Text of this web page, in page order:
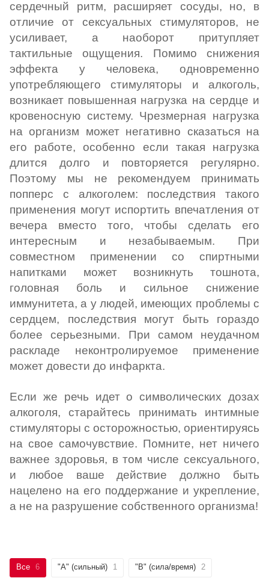
сердечный ритм, расширяет сосуды, но, в
отличие от сексуальных стимуляторов, не
усиливает, а наоборот притупляет
тактильные ощущения. Помимо снижения
эффекта у человека, одновременно
употребляющего стимуляторы и алкоголь,
возникает повышенная нагрузка на сердце и
кровеносную систему. Чрезмерная нагрузка
на организм может негативно сказаться на
его работе, особенно если такая нагрузка
длится долго и повторяется регулярно.
Поэтому мы не рекомендуем принимать
попперс с алкоголем: последствия такого
применения могут испортить впечатления от
вечера вместо того, чтобы сделать его
интересным и незабываемым. При
совместном применении со спиртными
напитками может возникнуть тошнота,
головная боль и сильное снижение
иммунитета, а у людей, имеющих проблемы с
сердцем, последствия могут быть гораздо
более серьезными. При самом неудачном
раскладе неконтролируемое применение
может довести до инфаркта.
Если же речь идет о символических дозах
алкоголя, старайтесь принимать интимные
стимуляторы с осторожностью, ориентируясь
на свое самочувствие. Помните, нет ничего
важнее здоровья, в том числе сексуального,
и любое ваше действие должно быть
нацелено на его поддержание и укрепление,
а не на разрушение собственного организма!
Все 6 "А" (сильный) 1 "B" (сила/время) 2